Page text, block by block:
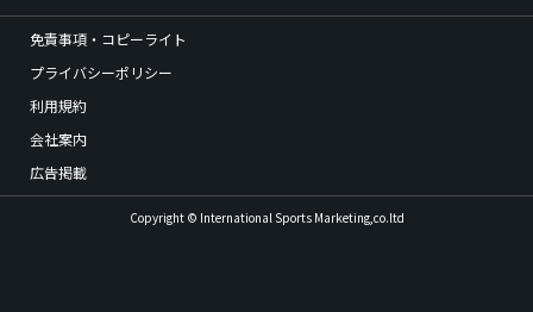
免責事項・コピーライト
プライバシーポリシー
利用規約
会社案内
広告掲載
Copyright © International Sports Marketing,co.ltd